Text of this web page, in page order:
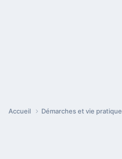
Accueil Démarches et vie pratique